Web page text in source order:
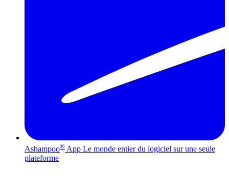
Ashampoo® App Le monde entier du logiciel sur une seule
plateforme